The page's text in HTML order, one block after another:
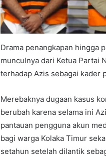
Drama penangkapan hingga
munculnya dari Ketua Partai
terhadap Azis sebagai kader
Merebaknya dugaan kasus
berubah karena selama ini
pantauan pengguna akun
bagi warga Kolaka Timur
setahun setelah dilantik